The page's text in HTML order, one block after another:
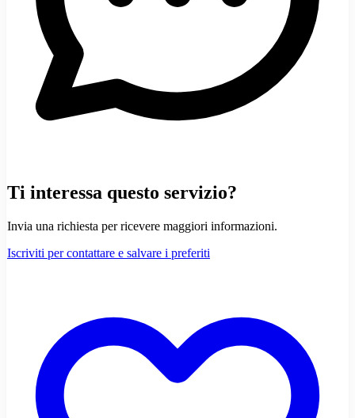
Ti interessa questo servizio?
Invia una richiesta per ricevere maggiori informazioni.
Iscriviti per contattare e salvare i preferiti